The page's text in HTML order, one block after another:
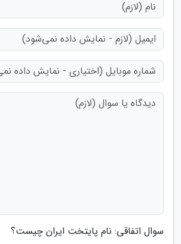
سوال اتفاقی: نام پایتخت ایران چیست؟